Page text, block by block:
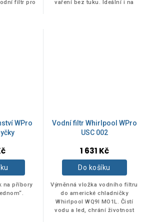
filtr pro
hvězdiček.
vaření bez tuku. Ideální i na
WPro
na příbory
Vodní filtr Whirlpool WPro
USC 002
1 631 Kč
Do košíku
Výměnná vložka vodního filtru
do americké chladničky
Whirlpool WQ9I MO1L. Čistí
vodu a led, chrání životnost